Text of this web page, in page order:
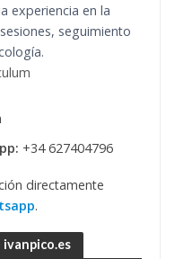
experiencia en la
seguimiento
+34 627404796
directamente
.
ivanpico.es